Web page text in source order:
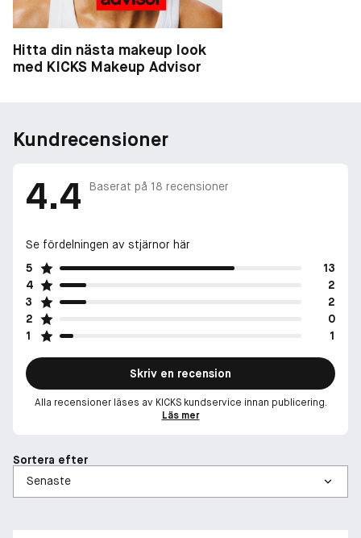
Hitta din nästa makeup look
med KICKS Makeup Advisor
Kundrecensioner
4.4 Baserat på 18 recensioner
Se fördelningen av stjärnor här
5
13
4
2
3
2
2
0
1
1
Skriv en recension
Alla recensioner läses av KICKS kundservice innan publicering.
Läs mer
Sortera efter